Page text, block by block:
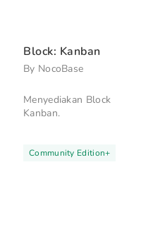
Block: Kanban
By NocoBase
Menyediakan Block
Kanban.
Community Edition+